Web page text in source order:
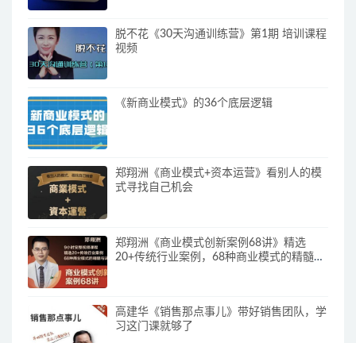
脱不花《30天沟通训练营》第1期 培训课程
视频
《新商业模式》的36个底层逻辑
郑翔洲《商业模式+资本运营》看别人的模
式寻找自己机会
郑翔洲《商业模式创新案例68讲》精选
20+传统行业案例，68种商业模式的精髓与
高建华《销售那点事儿》带好销售团队，学
习这门课就够了